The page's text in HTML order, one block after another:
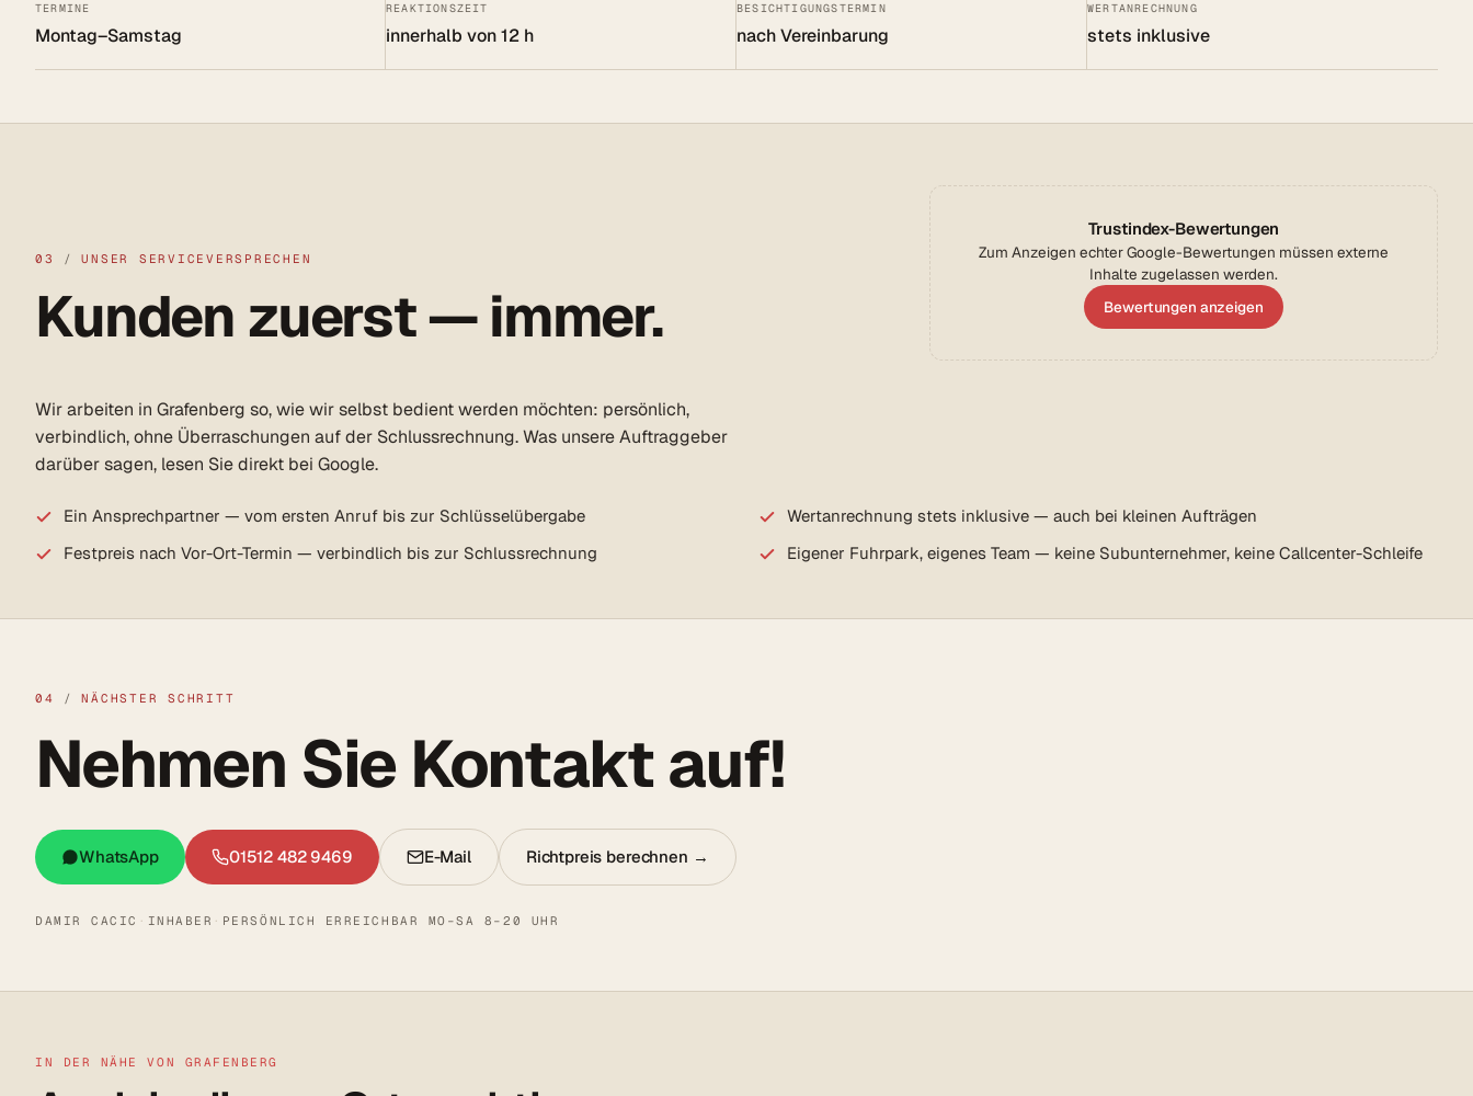
TERMINE
Montag–Samstag
REAKTIONSZEIT
innerhalb von 12 h
BESICHTIGUNGSTERMIN
nach Vereinbarung
WERTANRECHNUNG
stets inklusive
03 / UNSER SERVICEVERSPRECHEN
Kunden zuerst — immer.
Trustindex-Bewertungen
Zum Anzeigen echter Google-Bewertungen müssen externe
Inhalte zugelassen werden.
Bewertungen anzeigen
Wir arbeiten in Grafenberg so, wie wir selbst bedient werden möchten: persönlich,
verbindlich, ohne Überraschungen auf der Schlussrechnung. Was unsere Auftraggeber
darüber sagen, lesen Sie direkt bei Google.
Ein Ansprechpartner — vom ersten Anruf bis zur Schlüsselübergabe
Wertanrechnung stets inklusive — auch bei kleinen Aufträgen
Festpreis nach Vor-Ort-Termin — verbindlich bis zur Schlussrechnung
Eigener Fuhrpark, eigenes Team — keine Subunternehmer, keine Callcenter-Schleife
04 / NÄCHSTER SCHRITT
Nehmen Sie Kontakt auf!
WhatsApp 01512 482 9469 E-Mail Richtpreis berechnen →
DAMIR CACIC · INHABER · PERSÖNLICH ERREICHBAR MO–SA 8–20 UHR
IN DER NÄHE VON GRAFENBERG